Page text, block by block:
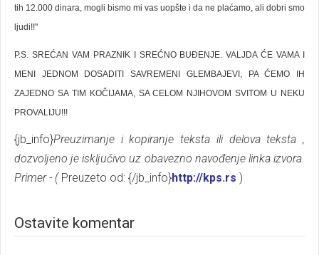
tih 12.000 dinara, mogli bismo mi vas uopšte i da ne plaćamo, ali dobri smo
ljudi!!''
P.S. SREĆAN VAM PRAZNIK I SREĆNO BUĐENJE. VALJDA ĆE VAMA I
MENI JEDNOM DOSADITI SAVREMENI GLEMBAJEVI, PA ĆEMO IH
ZAJEDNO SA TIM KOČIJAMA, SA CELOM NJIHOVOM SVITOM U NEKU
PROVALIJU!!!
{jb_info}Preuzimanje i kopiranje teksta ili delova teksta ,
dozvoljeno je isključivo uz obavezno navođenje linka izvora.
Primer - (Preuzeto od: {/jb_info}http://kps.rs )
Ostavite komentar